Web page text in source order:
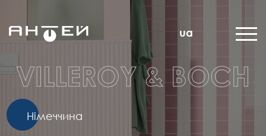
ua
VILLEROY & BOCH
Німеччина